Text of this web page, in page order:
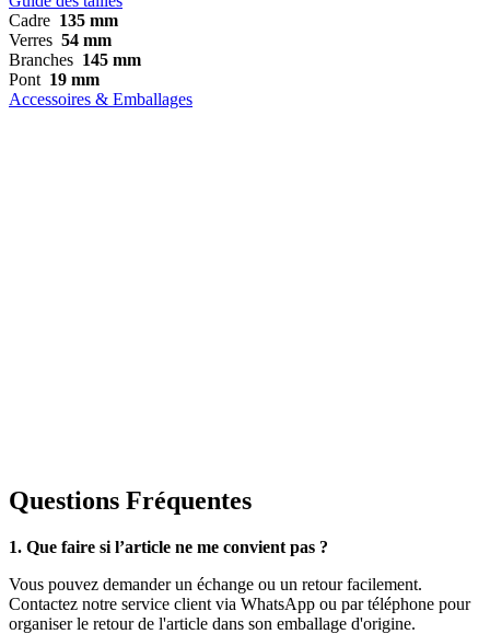
Cadre 135 mm
Verres 54 mm
Branches 145 mm
Pont 19 mm
Accessoires & Emballages
Questions Fréquentes
1. Que faire si l’article ne me convient pas ?
Vous pouvez demander un échange ou un retour facilement.
Contactez notre service client via WhatsApp ou par téléphone pour
organiser le retour de l'article dans son emballage d'origine.